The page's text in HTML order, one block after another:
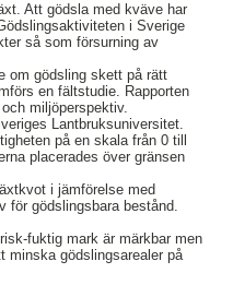
Att gödsla med kväve har
i Sverige
så som försurning av
om gödsling skett på rätt
en fältstudie. Rapporten
miljöperspektiv.
Lantbruksuniversitet.
på en skala från 0 till
placerades över gränsen
i jämförelse med
för gödslingsbara bestånd.
fuktig mark är märkbar men
minska gödslingsarealer på